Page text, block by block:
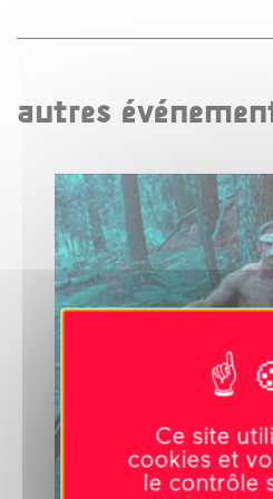
autres
Ce site
cookies et
le contrôle